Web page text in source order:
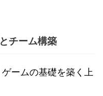
チーム構築
ームの基礎を築く上